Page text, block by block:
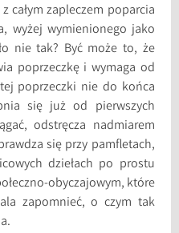
całym zapleczem poparcia
wyżej wymienionego jako
nie tak? Być może to, że
poprzeczkę i wymaga od
poprzeczki nie do końca
się już od pierwszych
odstręcza nadmiarem
się przy pamfletach,
dziełach po prostu
obyczajowym, które
zapomnieć, o czym tak